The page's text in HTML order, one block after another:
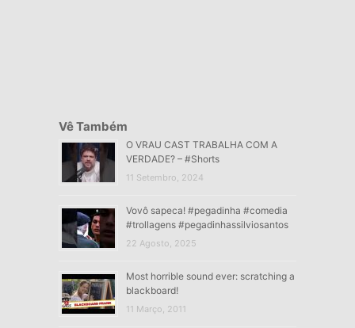
Vê Também
O VRAU CAST TRABALHA COM A
VERDADE? – #Shorts
11 Setembro, 2024
Vovô sapeca! #pegadinha #comedia
#trollagens #pegadinhassilviosantos
22 Agosto, 2025
Most horrible sound ever: scratching a
blackboard!
11 Março, 2011